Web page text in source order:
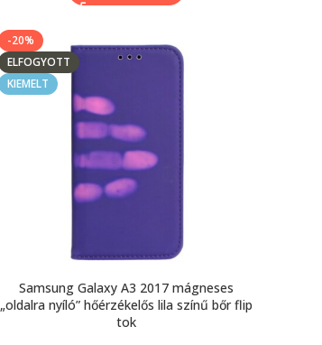
-20%
ELFOGYOTT
KIEMELT
Samsung Galaxy A3 2017 mágneses
„oldalra nyíló” hőérzékelős lila színű bőr flip
tok